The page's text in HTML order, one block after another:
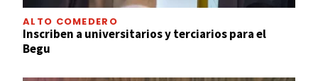
ALTO COMEDERO
Inscriben a universitarios y terciarios para el
Begu